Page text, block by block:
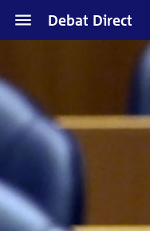
hoofdinhoudDebat Direct